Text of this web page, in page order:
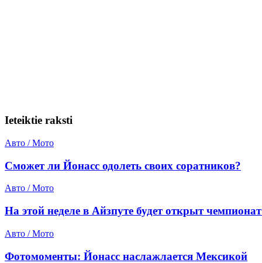
Ieteiktie raksti
Авто / Мото
Сможет ли Йонасс одолеть своих соратников?
Авто / Мото
На этой неделе в Айзпуте будет открыт
Авто / Мото
Фотомоменты: Йонасс наслажлается Мексикой